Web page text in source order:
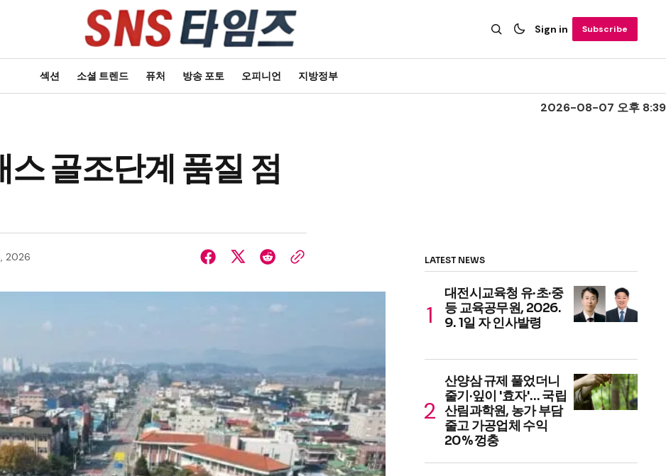
Sign in Subscribe
섹션 소셜 트렌드 퓨처 방송 포토 오피니언 지방정부
2026-08-07 오후 8:39
골조단계 품질 점
2026 LATEST NEWS
대전시교육청 유·초·중
등 교육공무원, 2026.
9. 1일 자 인사발령
산양삼 규제 풀었더니
줄기·잎이 '효자'… 국립
산림과학원, 농가 부담
줄고 가공업체 수익
20% 껑충